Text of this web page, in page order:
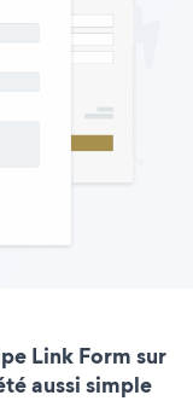
Link Form sur
aussi simple